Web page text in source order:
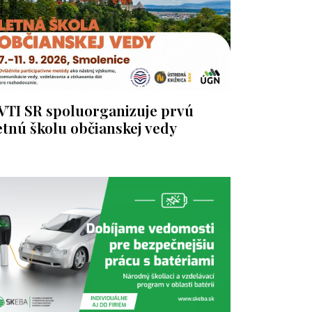
SR spoluorganizuje prvú
školu občianskej vedy